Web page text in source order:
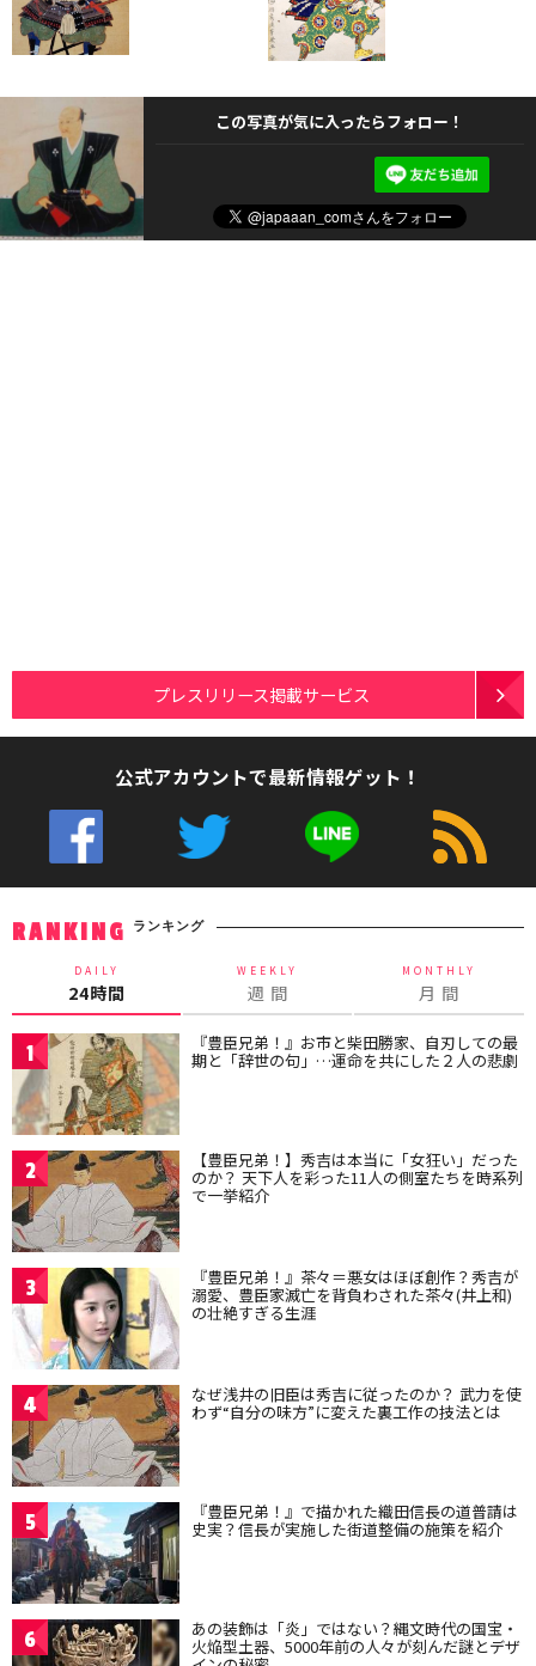
この写真が気に入ったらフォロー！
プレスリリース掲載サービス
公式アカウントで最新情報ゲット！
RANKING ランキング
DAILY
24時間
WEEKLY
週 間
MONTHLY
月 間
1 『豊臣兄弟！』お市と柴田勝家、自刃しての最
期と「辞世の句」…運命を共にした２人の悲劇
2 【豊臣兄弟！】秀吉は本当に「女狂い」だった
のか？ 天下人を彩った11人の側室たちを時系列
で一挙紹介
3 『豊臣兄弟！』茶々＝悪女はほぼ創作？秀吉が
溺愛、豊臣家滅亡を背負わされた茶々(井上和)
の壮絶すぎる生涯
4 なぜ浅井の旧臣は秀吉に従ったのか？ 武力を使
わず“自分の味方”に変えた裏工作の技法とは
5 『豊臣兄弟！』で描かれた織田信長の道普請は
史実？信長が実施した街道整備の施策を紹介
6 あの装飾は「炎」ではない？縄文時代の国宝・
火焔型土器、5000年前の人々が刻んだ謎とデザ